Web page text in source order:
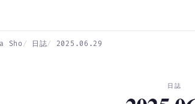
Sho 日誌 2025.06.29
日誌